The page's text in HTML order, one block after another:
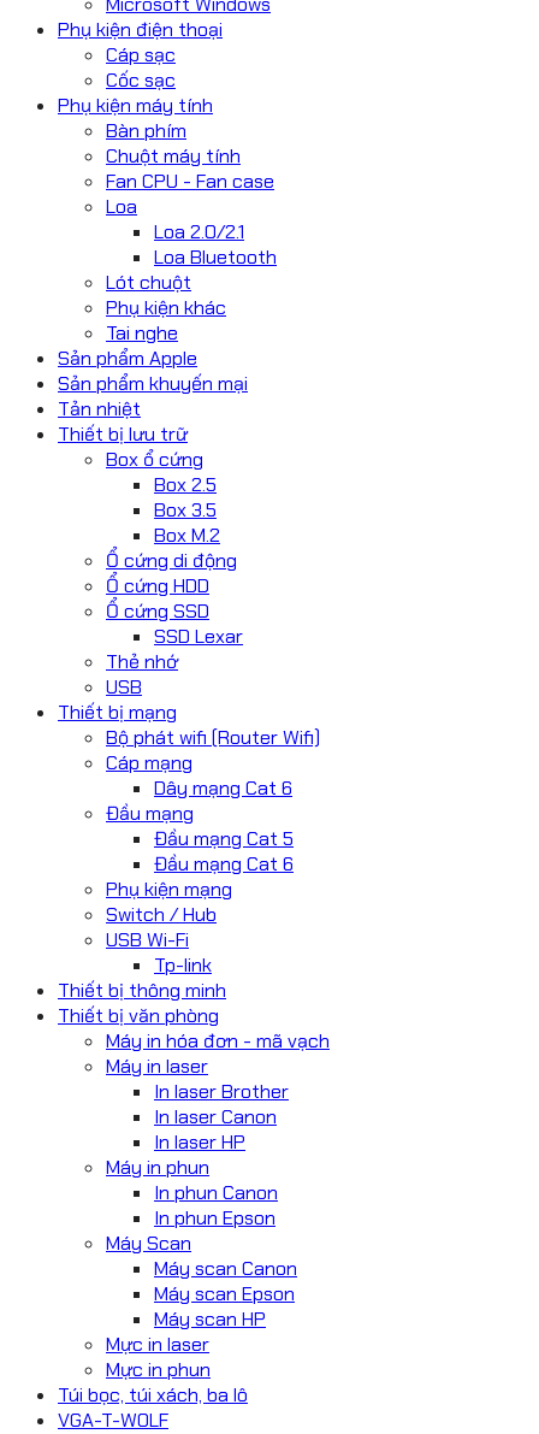
Phụ kiện điện thoại
Cáp sạc
Cốc sạc
Phụ kiện máy tính
Bàn phím
Chuột máy tính
Fan CPU - Fan case
Loa
Loa 2.0/2.1
Loa Bluetooth
Lót chuột
Phụ kiện khác
Tai nghe
Sản phẩm Apple
Sản phẩm khuyến mại
Tản nhiệt
Thiết bị lưu trữ
Box ổ cứng
Box 2.5
Box 3.5
Box M.2
Ổ cứng di động
Ổ cứng HDD
Ổ cứng SSD
SSD Lexar
Thẻ nhớ
USB
Thiết bị mạng
Bộ phát wifi (Router Wifi)
Cáp mạng
Dây mạng Cat 6
Đầu mạng
Đầu mạng Cat 5
Đầu mạng Cat 6
Phụ kiện mạng
Switch / Hub
USB Wi-Fi
Tp-link
Thiết bị thông minh
Thiết bị văn phòng
Máy in hóa đơn - mã vạch
Máy in laser
In laser Brother
In laser Canon
In laser HP
Máy in phun
In phun Canon
In phun Epson
Máy Scan
Máy scan Canon
Máy scan Epson
Máy scan HP
Mực in laser
Mực in phun
Túi bọc, túi xách, ba lô
VGA-T-WOLF